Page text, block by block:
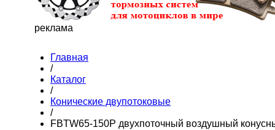
реклама
Главная
/
Каталог
/
Конические двупотоковые
/
FBTW65-150P двухпоточный воздушный